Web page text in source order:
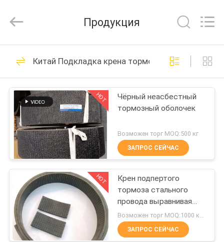
ДОМ
ПРОДУКТЫ
НАС
ПУТЕШЕСТВИЕ
ФАБРИКИ
ПРОВЕРКА
КАЧЕСТВА
Reserved.
Крен обкладки
тормоза
42
Подкладка крена
тормоза
23
Продукция
Китай Подкладка крена тормоза
HOT
Чёрный неасбестный
тормозный оболочек
Возможен торг MOQ:500 кг
ЗАПРОС СЕЙЧАС
HOT
Крен подпертого
тормоза стального
провода выравнивая
отлитую в форму
стальную сетку усилил
резиновый материал
ЗАПРОС СЕЙЧАС